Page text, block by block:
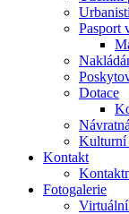
Pasport
Dotace
Kulturní
Kontakt
Fotogalerie